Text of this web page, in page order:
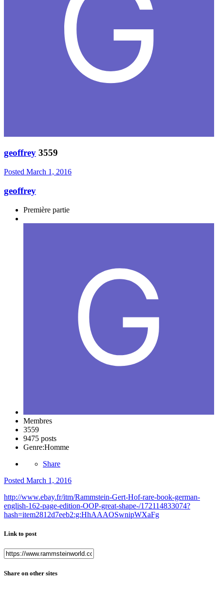
geoffrey 3559
Posted March 1, 2016
geoffrey
Première partie
Membres
3559
9475 posts
Genre:Homme
Share
Posted March 1, 2016
http://www.ebay.fr/itm/Rammstein-Gert-Hof-rare-book-german-
english-162-page-edition-OOP-great-shape-/172114833074?
hash=item2812d7eeb2:g:HhAAAOSwnipWXaFg
Link to post
Share on other sites